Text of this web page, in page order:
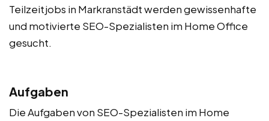
Teilzeitjobs in Markranstädt werden gewissenhafte
und motivierte SEO-Spezialisten im Home Office
gesucht.
Aufgaben
Die Aufgaben von SEO-Spezialisten im Home